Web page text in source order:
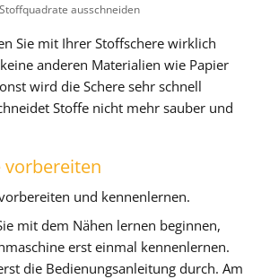
Stoffquadrate ausschneiden
Sie mit Ihrer Stoffschere wirklich
anderen Materialien wie Papier
wird die Schere sehr schnell
Stoffe nicht mehr sauber und
vorbereiten
und kennenlernen.
mit dem Nähen lernen beginnen,
erst einmal kennenlernen.
die Bedienungsanleitung durch. Am